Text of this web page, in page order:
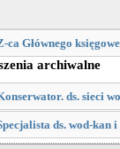
ca Głównego
archiwalne
ds. sieci
ds. wod-kan